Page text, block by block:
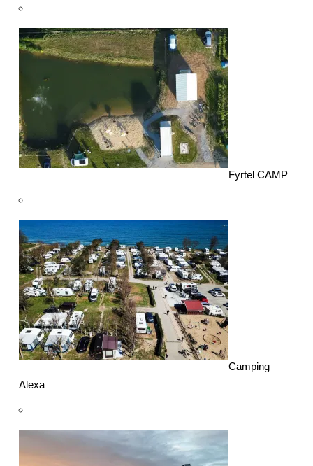
Fyrtel CAMP
Camping
Alexa